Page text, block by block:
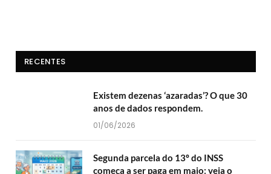
RECENTES
Existem dezenas ‘azaradas’? O que 30
anos de dados respondem.
01/06/2026
Segunda parcela do 13º do INSS
começa a ser paga em maio: veja o